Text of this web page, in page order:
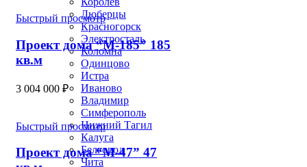
Люберцы
Красногорск
Электросталь
Коломна
Одинцово
Истра
Иваново
Владимир
Симферополь
Нижний Тагил
Калуга
Белгород
Чита
Быстрый просмотр
Проект дома “М-185” 185
кв.м
3 004 000 ₽
Быстрый просмотр
Проект дома “М-47” 47